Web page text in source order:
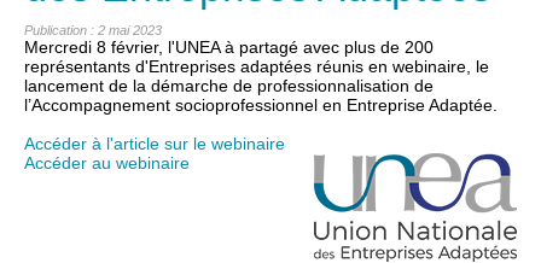
Publication : 2 mai 2023
Mercredi 8 février, l'UNEA à partagé avec plus de 200
représentants d'Entreprises adaptées réunis en webinaire, le
lancement de la démarche de professionnalisation de
l’Accompagnement socioprofessionnel en Entreprise Adaptée.
Accéder à l'article sur le webinaire
Accéder au webinaire